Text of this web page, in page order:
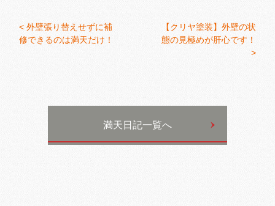
< 外壁張り替えせずに補
修できるのは満天だけ！
【クリヤ塗装】外壁の状
態の見極めが肝心です！
>
満天日記一覧へ